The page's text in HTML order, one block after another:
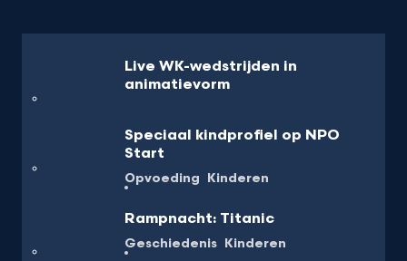
Live WK-wedstrijden in
animatievorm
Speciaal kindprofiel op NPO
Start
Opvoeding Kinderen
Rampnacht: Titanic
Geschiedenis Kinderen